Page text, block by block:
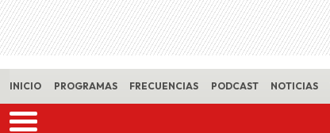
INICIO PROGRAMAS FRECUENCIAS PODCAST NOTICIAS